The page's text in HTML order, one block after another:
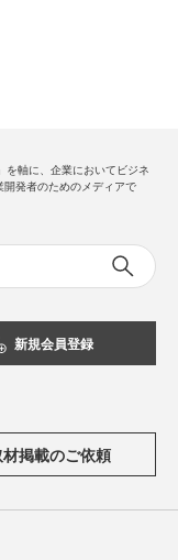
開発者のためのメディアで
新規会員登録
掲載のご依頼